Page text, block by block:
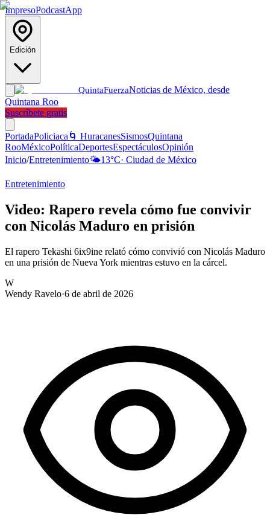
ImpresoPodcastApp
Edición
QuintaFuerzaNoticias de México, desde
Quintana Roo
Suscríbete gratis
PortadaPoliciaca 🌀 HuracanesSismosQuintana
RooMéxicoPolíticaDeportesEspectáculosOpinión
Inicio/Entretenimiento🌤️13°C· Ciudad de México
Entretenimiento
Video: Rapero revela cómo fue convivir
con Nicolás Maduro en prisión
El rapero Tekashi 6ix9ine relató cómo convivió con Nicolás Maduro
en una prisión de Nueva York mientras estuvo en la cárcel.
W
Wendy Ravelo·6 de abril de 2026